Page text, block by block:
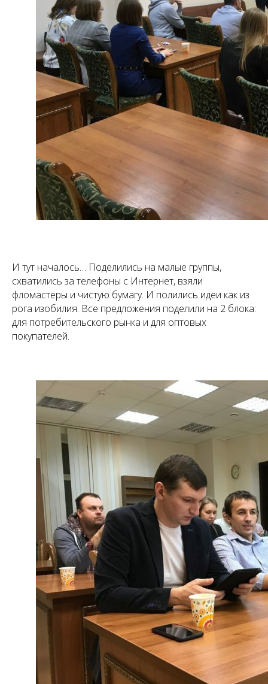
И тут началось… Поделились на малые группы,
схватились за телефоны с Интернет, взяли
фломастеры и чистую бумагу. И полились идеи как из
рога изобилия. Все предложения поделили на 2 блока:
для потребительского рынка и для оптовых
покупателей.